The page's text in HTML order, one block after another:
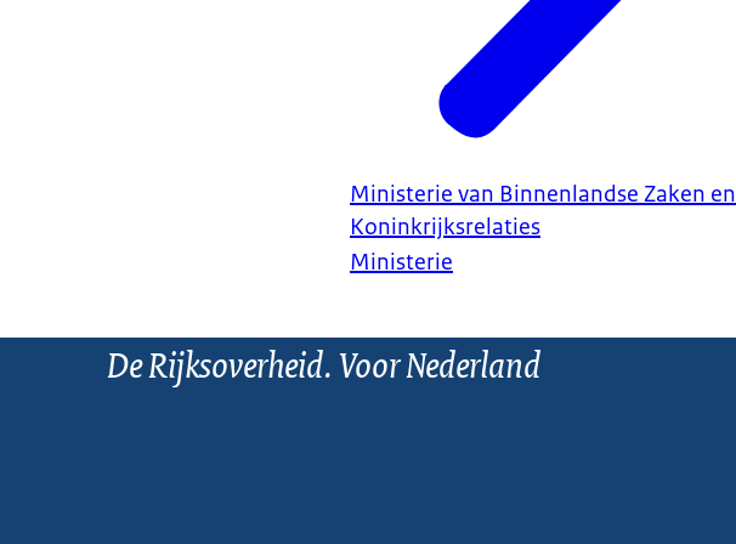
Ministerie van Binnenlandse Zaken en
Koninkrijksrelaties
Ministerie
De Rijksoverheid. Voor Nederland